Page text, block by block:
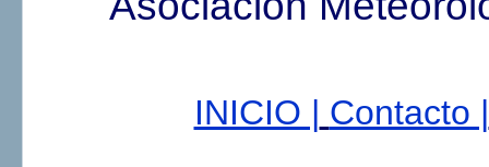
INICIO | Contacto |